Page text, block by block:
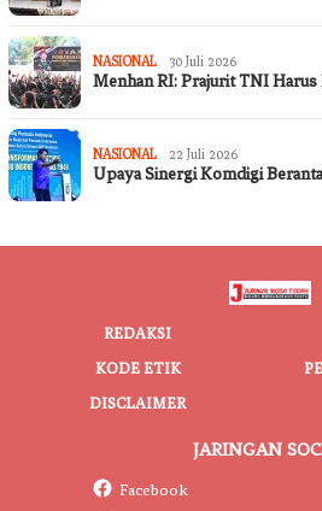
NASIONAL 30 Juli 2026
Menhan RI: Prajurit TNI
NASIONAL 22 Juli 2026
Upaya Sinergi Komdigi
REDAKSI
KODE ETIK
DISCLAIMER
JARINGAN
Facebook